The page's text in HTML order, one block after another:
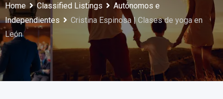
Home Classified Listings
Autónomos e
Independientes
Cristina Espinosa | Clases de yoga en
León